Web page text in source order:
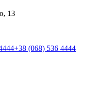
13
+38 (068) 536 4444